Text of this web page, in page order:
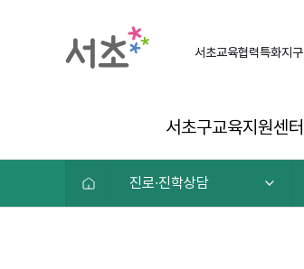
서초교육협력특화지구
서초구교육지원센터
진로∙진학상담